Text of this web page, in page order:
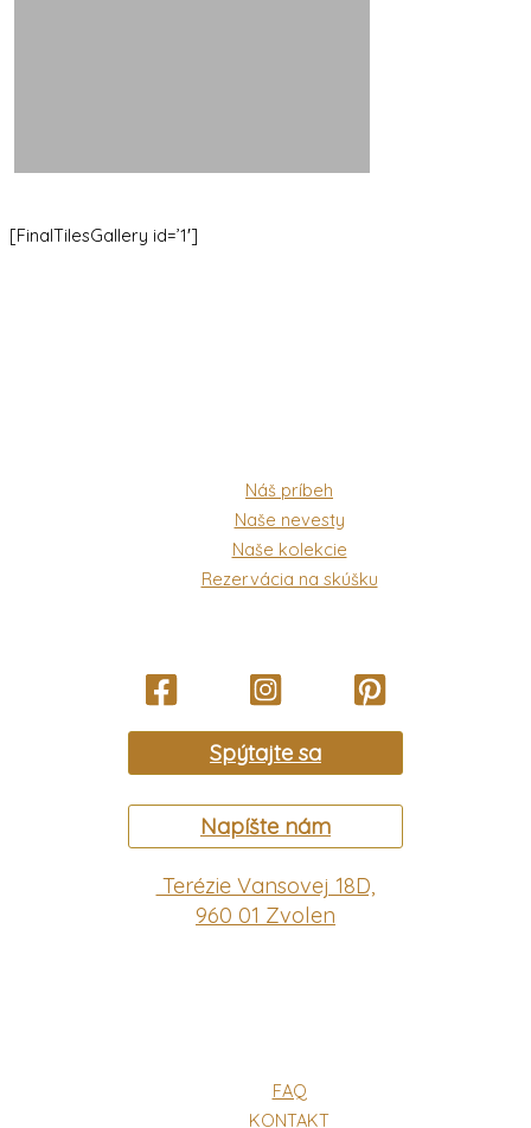
[FinalTilesGallery id=’1′]
Náš príbeh
Naše nevesty
Naše kolekcie
Rezervácia na skúšku
Spýtajte sa
Napíšte nám
Terézie Vansovej 18D,
960 01 Zvolen
FAQ
KONTAKT